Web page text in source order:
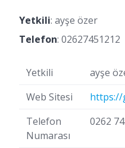
Yetkili: ayşe özer
Telefon: 02627451212
Yetkili
ayşe
Web Sitesi
https://
Telefon
Numarası
0262